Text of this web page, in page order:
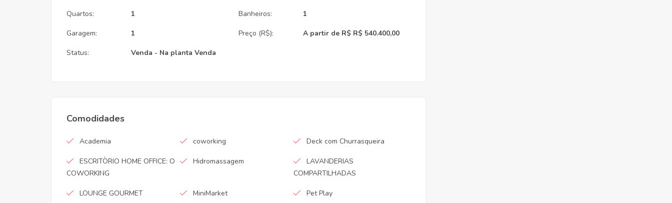
Quartos: 1 Banheiros: 1
Garagem: 1 Preço (R$): A partir de R$ R$ 540.400,00
Status: Venda - Na planta Venda
Comodidades
Academia coworking Deck com Churrasqueira
ESCRITÒRIO HOME OFFICE: O
COWORKING
Hidromassagem
LAVANDERIAS
COMPARTILHADAS
LOUNGE GOURMET MiniMarket Pet Play